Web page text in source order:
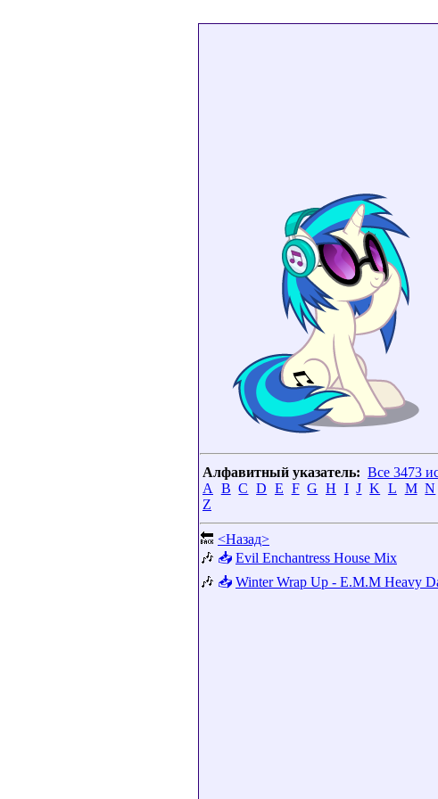
Алфавитный указатель: Все 3473
A
B C D E F G H I J K L M N
Z
🔙 <Назад>
🎶 📥 Evil Enchantress House Mix
🎶 📥 Winter Wrap Up - E.M.M Heavy